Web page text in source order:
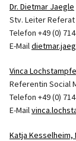
Dr. Dietmar Jaegle
Stv. Leiter
Telefon +49 (0)
E-Mail
Vinca
Referentin Social
Telefon +49 (0)
E-Mail
Katja Kesselheim,